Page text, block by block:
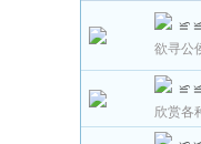
欲寻公
欣赏各